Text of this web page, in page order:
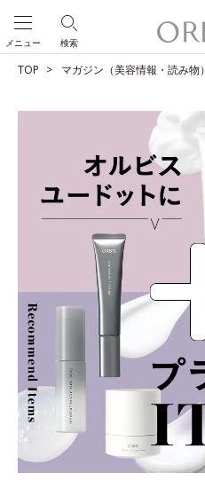
検索
メニュー
TOP マガジン（美容情報・読み物）